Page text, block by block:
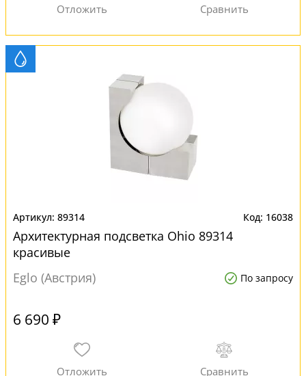
89314 16038
Архитектурная подсветка Ohio 89314
красивые
Eglo (Австрия)
По запросу
6 690 ₽